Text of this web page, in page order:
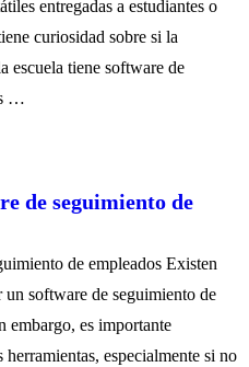
entregadas a estudiantes o
curiosidad sobre si la
escuela tiene software de
…
de seguimiento de
de empleados Existen
software de seguimiento de
embargo, es importante
especialmente si no